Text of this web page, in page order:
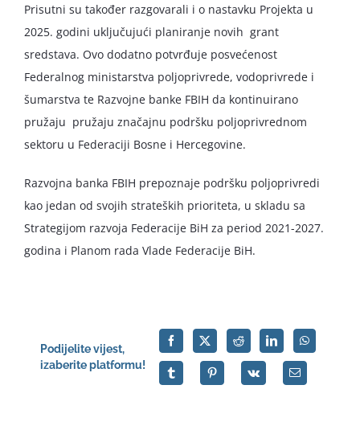
Prisutni su također razgovarali i o nastavku Projekta u
2025. godini uključujući planiranje novih grant
sredstava. Ovo dodatno potvrđuje posvećenost
Federalnog ministarstva poljoprivrede, vodoprivrede i
šumarstva te Razvojne banke FBIH da kontinuirano
pružaju pružaju značajnu podršku poljoprivrednom
sektoru u Federaciji Bosne i Hercegovine.
Razvojna banka FBIH prepoznaje podršku poljoprivredi
kao jedan od svojih strateških prioriteta, u skladu sa
Strategijom razvoja Federacije BiH za period 2021-2027.
godina i Planom rada Vlade Federacije BiH.
Podijelite vijest,
izaberite platformu!